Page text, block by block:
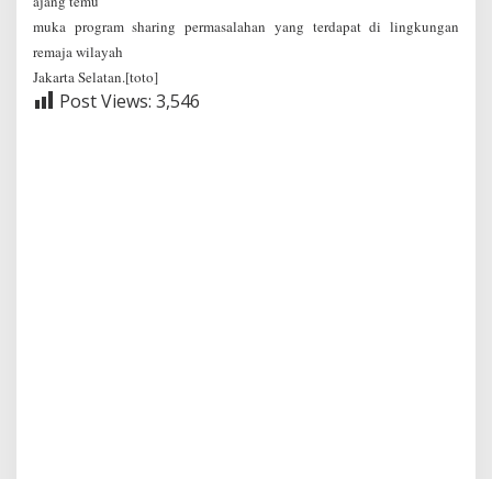
muka program sharing permasalahan yang terdapat di lingkungan
remaja wilayah
Jakarta Selatan.[toto]
Post Views: 3,546